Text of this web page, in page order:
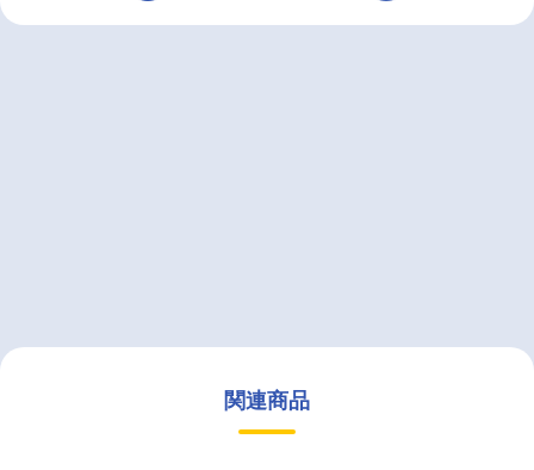
関連商品